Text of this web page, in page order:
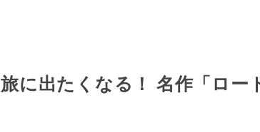
旅に出たくなる！ 名作「ロー